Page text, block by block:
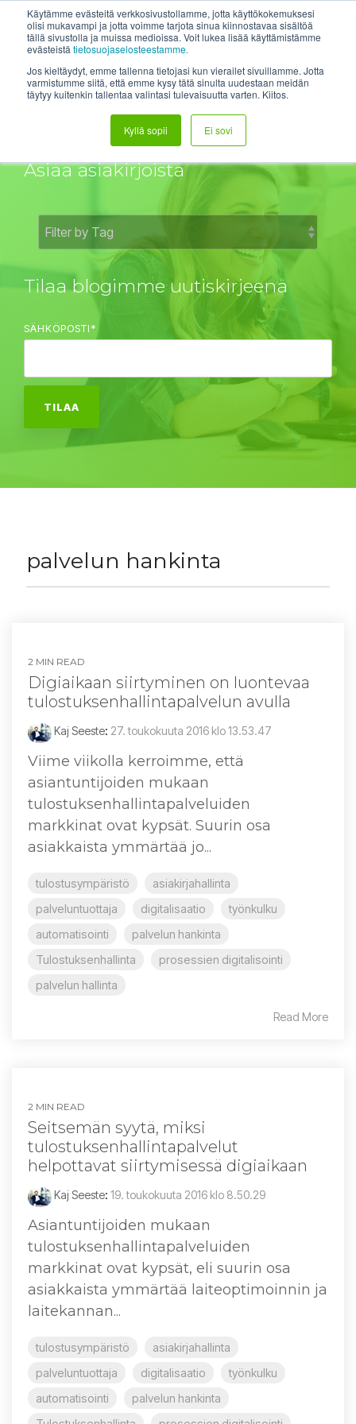
Käytämme evästeitä verkkosivustollamme, jotta käyttökokemuksesi
olisi mukavampi ja jotta voimme tarjota sinua kiinnostavaa sisältöä
tällä sivustolla ja muissa medioissa. Voit lukea lisää käyttämistämme
evästeistä tietosuojaselosteestamme.
Jos kieltäydyt, emme tallenna tietojasi kun vierailet sivuillamme. Jotta
varmistumme siitä, että emme kysy tätä sinulta uudestaan meidän
täytyy kuitenkin tallentaa valintasi tulevaisuutta varten. Kiitos.
Kyllä sopii Ei sovi
main
content.
System status Help Center Login Etätuki
DH:n Blogit
Asiaa asiakirjoista
Tilaa blogimme uutiskirjeenä
SÄHKÖPOSTI*
palvelun hankinta
2 MIN READ
Digiaikaan siirtyminen on luontevaa
tulostuksenhallintapalvelun avulla
Kaj Seeste: 27. toukokuuta 2016 klo 13.53.47
Viime viikolla kerroimme, että
asiantuntijoiden mukaan
tulostuksenhallintapalveluiden
markkinat ovat kypsät. Suurin osa
asiakkaista ymmärtää jo...
tulostusympäristö
asiakirjahallinta
palveluntuottaja
digitalisaatio
työnkulku
automatisointi
palvelun hankinta
Tulostuksenhallinta
prosessien digitalisointi
palvelun hallinta
Read More
2 MIN READ
Seitsemän syytä, miksi
tulostuksenhallintapalvelut
helpottavat siirtymisessä digiaikaan
Kaj Seeste: 19. toukokuuta 2016 klo 8.50.29
Asiantuntijoiden mukaan
tulostuksenhallintapalveluiden
markkinat ovat kypsät, eli suurin osa
asiakkaista ymmärtää laiteoptimoinnin ja
laitekannan...
tulostusympäristö
asiakirjahallinta
palveluntuottaja
digitalisaatio
työnkulku
automatisointi
palvelun hankinta